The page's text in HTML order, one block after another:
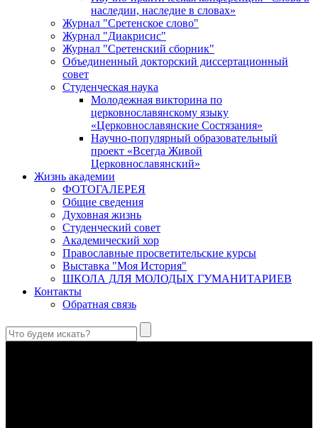
наследии, наследие в словах»
Журнал "Сретенское слово"
Журнал "Диакрисис"
Журнал "Сретенский сборник"
Объединенный докторский диссертационный
совет
Студенческая наука
Молодежная викторина по
церковнославянскому языку
«Церковнославянские Состязания»
Научно-популярный образовательный
проект «Всегда Живой
Церковнославянский»
Жизнь академии
ФОТОГАЛЕРЕЯ
Общие сведения
Духовная жизнь
Студенческий совет
Академический хор
Православные просветительские курсы
Выставка "Моя История"
ШКОЛА ДЛЯ МОЛОДЫХ ГУМАНИТАРИЕВ
Контакты
Обратная связь